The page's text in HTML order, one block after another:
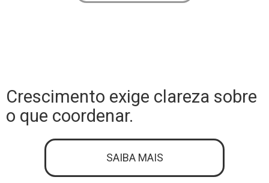
Crescimento exige clareza sobre
o que coordenar.
SAIBA MAIS